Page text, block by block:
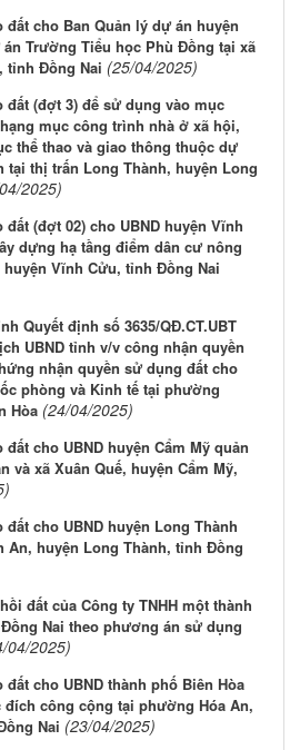
cho Ban Quản lý dự án huyện
Trường Tiểu học Phù Đồng tại xã
tỉnh Đồng Nai (25/04/2025)
đất (đợt 3) để sử dụng vào mục
mục công trình nhà ở xã hội,
thể thao và giao thông thuộc dự
tại thị trấn Long Thành, huyện Long
2025)
(đợt 02) cho UBND huyện Vĩnh
dựng hạ tầng điểm dân cư nông
Vĩnh Cửu, tỉnh Đồng Nai
Quyết định số 3635/QĐ.CT.UBT
UBND tỉnh v/v công nhận quyền
nhận quyền sử dụng đất cho
phòng và Kinh tế tại phường
Hòa (24/04/2025)
cho UBND huyện Cẩm Mỹ quản
và xã Xuân Quế, huyện Cẩm Mỹ,
cho UBND huyện Long Thành
An, huyện Long Thành, tỉnh Đồng
đất của Công ty TNHH một thành
Nai theo phương án sử dụng
04/2025)
cho UBND thành phố Biên Hòa
công cộng tại phường Hóa An,
Nai (23/04/2025)